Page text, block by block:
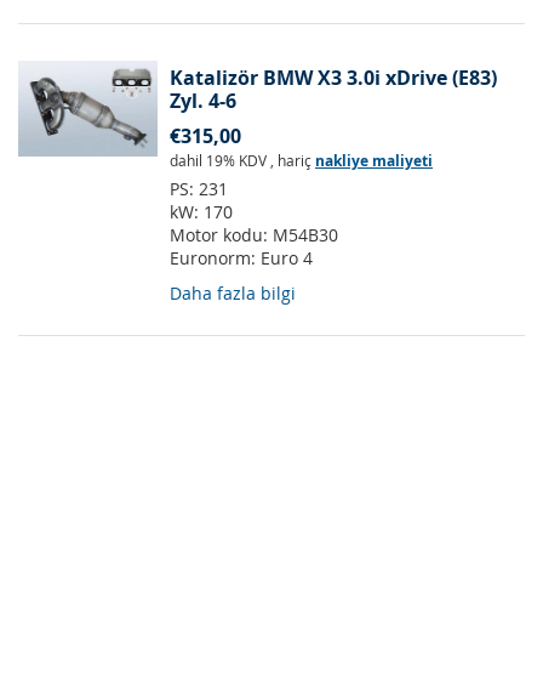
Katalizör BMW X3 3.0i xDrive (E83)
Zyl. 4-6
€315,00
dahil 19% KDV , hariç nakliye maliyeti
PS: 231
kW: 170
Motor kodu: M54B30
Euronorm: Euro 4
Daha fazla bilgi